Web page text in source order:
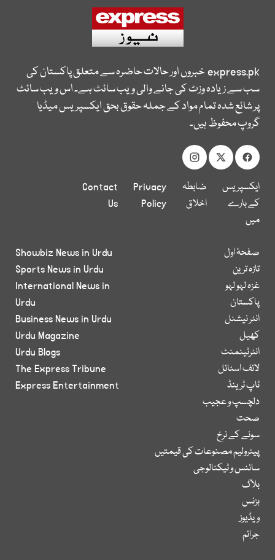
express.pkخبروں اور حالات حاضرہ سے متعلق پاکستان کی
سب سے زیادہ وزٹ کی جانے والی ویب سائٹ ہے۔ اس ویب سائٹ
پر شائع شدہ تمام مواد کے جملہ حقوق بحق ایکسپریس میڈیا
گروپ محفوظ ہیں۔
ایکسپریس
کے بارے
میں
ضابطہ
اخلاق
Privacy
Policy
Contact
Us
صفحۂ اول
تازہ ترین
غزہ لہو لہو
پاکستان
انٹر نیشنل
کھیل
انٹرٹینمنٹ
لائف اسٹائل
ٹاپ ٹرینڈ
دلچسپ و عجیب
صحت
سونے کے نرخ
پیٹرولیم مصنوعات کی قیمتیں
سائنس و ٹیکنالوجی
بلاگ
بزنس
ویڈیوز
جرائم
Showbiz News in Urdu
Sports News in Urdu
International News in
Urdu
Business News in Urdu
Urdu Magazine
Urdu Blogs
The Express Tribune
Express Entertainment